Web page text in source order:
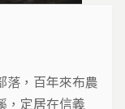
落，百年來布農
，定居在信義